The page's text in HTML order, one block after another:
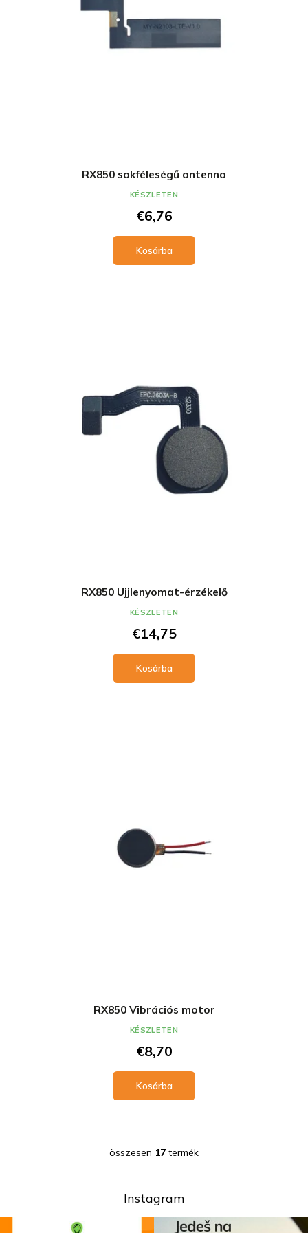
RX850 sokféleségű antenna
€6,76
Kosárba
KÉSZLETEN
RX850 Ujjlenyomat-érzékelő
€14,75
Kosárba
KÉSZLETEN
RX850 Vibrációs motor
€8,70
Kosárba
KÉSZLETEN
L
t
a
összesen 17 termék
Instagram